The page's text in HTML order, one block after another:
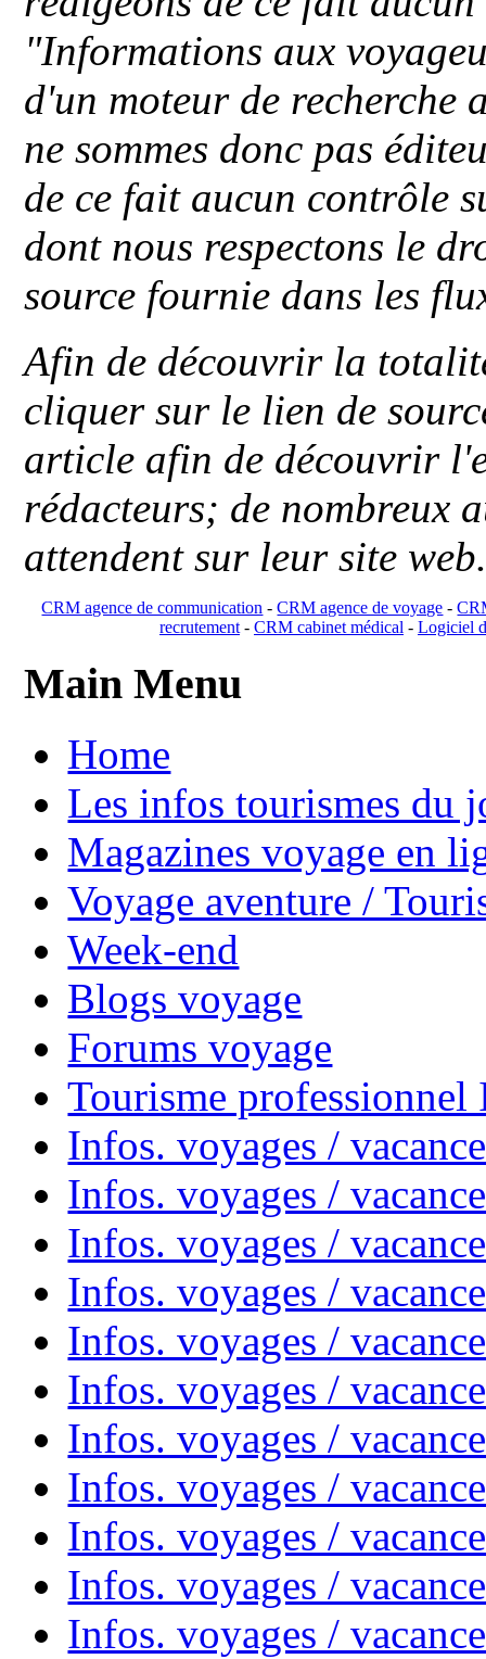
"Informations aux
d'un moteur de recherche
ne sommes donc pas
de ce fait aucun contrôle
dont nous respectons le
source fournie dans les
Afin de découvrir la
cliquer sur le lien de
article afin de découvrir
rédacteurs; de nombreux
attendent sur leur site
CRM agence de communication -CRM agence de voyage -
recrutement- CRM cabinet médical- Logiciel
Main Menu
Home
Les infos tourismes du
Magazines voyage en
Voyage aventure /
Week-end
Blogs voyage
Forums voyage
Tourisme
Infos. voyages /
Infos. voyages /
Infos. voyages /
Infos. voyages /
Infos. voyages /
Infos. voyages /
Infos. voyages /
Infos. voyages /
Infos. voyages /
Infos. voyages /
Infos. voyages /